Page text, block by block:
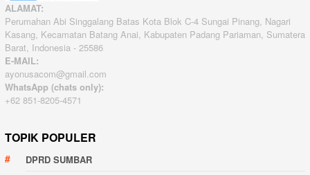
ALAMAT:
Perumahan Abi Singgalang Batas Kota Blok C-4 Sungai Pinang, Nagari
Kasang, Kecamatan Batang Anai, Kabupaten Padang Pariaman, Sumatera
Barat, Indonesia - 25586
E-MAIL:
ayonusacom@gmail.com
WhatsApp (chats only):
+62 851-8205-4571
TOPIK POPULER
DPRD SUMBAR